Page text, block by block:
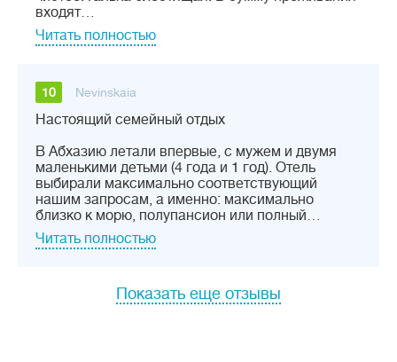
входят…
Читать полностью
10 Nevinskaia
Настоящий семейный отдых
В Абхазию летали впервые, с мужем и двумя
маленькими детьми (4 года и 1 год). Отель
выбирали максимально соответствующий
нашим запросам, а именно: максимально
близко к морю, полупансион или полный…
Читать полностью
Показать еще отзывы